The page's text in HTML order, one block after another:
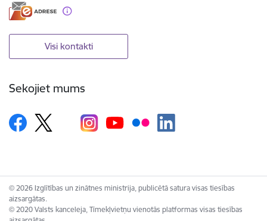
Visi kontakti
Sekojiet mums
© 2026 Izglītības un zinātnes ministrija, publicētā satura visas tiesības
aizsargātas.
© 2020 Valsts kanceleja, Tīmekļvietņu vienotās platformas visas tiesības